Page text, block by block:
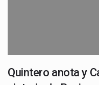
Quintero anota y